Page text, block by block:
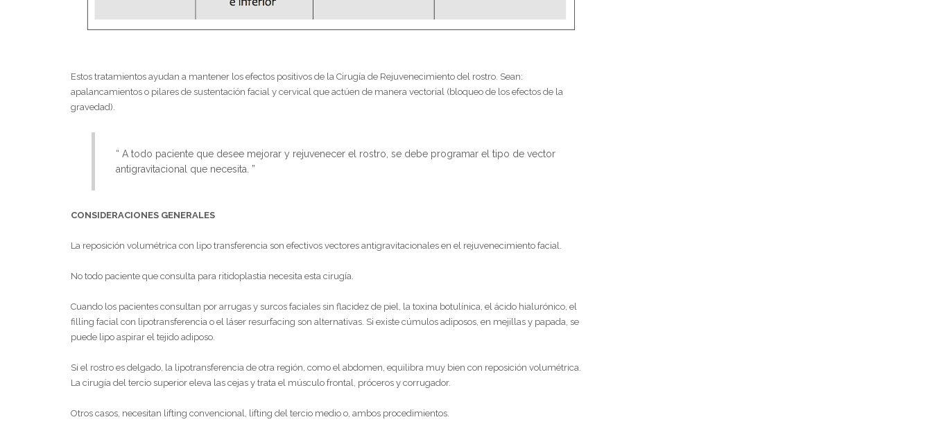
Estos tratamientos ayudan a mantener los efectos positivos de la Cirugía de Rejuvenecimiento del rostro. Sean:
apalancamientos o pilares de sustentación facial y cervical que actúen de manera vectorial (bloqueo de los efectos de la
gravedad).
“ A todo paciente que desee mejorar y rejuvenecer el rostro, se debe programar el tipo de vector
antigravitacional que necesita. ”
CONSIDERACIONES GENERALES
La reposición volumétrica con lipo transferencia son efectivos vectores antigravitacionales en el rejuvenecimiento facial.
No todo paciente que consulta para ritidoplastia necesita esta cirugía.
Cuando los pacientes consultan por arrugas y surcos faciales sin flacidez de piel, la toxina botulínica, el ácido hialurónico, el
filling facial con lipotransferencia o el láser resurfacing son alternativas. Si existe cúmulos adiposos, en mejillas y papada, se
puede lipo aspirar el tejido adiposo.
Si el rostro es delgado, la lipotransferencia de otra región, como el abdomen, equilibra muy bien con reposición volumétrica.
La cirugía del tercio superior eleva las cejas y trata el músculo frontal, próceros y corrugador.
Otros casos, necesitan lifting convencional, lifting del tercio medio o, ambos procedimientos.